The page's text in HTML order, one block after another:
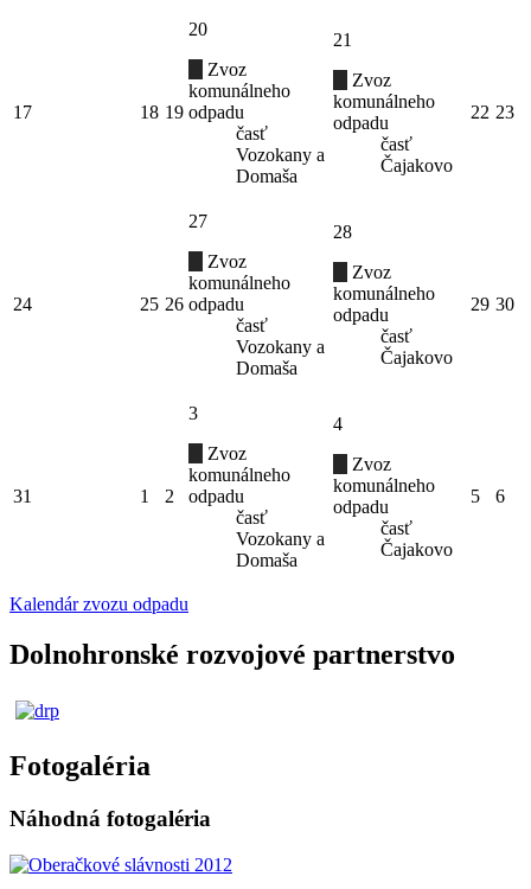
17 18 19
20
Zvoz
komunálneho
odpadu
časť
Vozokany a
Domaša
21
Zvoz
komunálneho
odpadu
časť
Čajakovo
22 23
24 25 26
27
Zvoz
komunálneho
odpadu
časť
Vozokany a
Domaša
28
Zvoz
komunálneho
odpadu
časť
Čajakovo
29 30
31 1 2
3
Zvoz
komunálneho
odpadu
časť
Vozokany a
Domaša
4
Zvoz
komunálneho
odpadu
časť
Čajakovo
5 6
Kalendár zvozu odpadu
Dolnohronské rozvojové partnerstvo
Fotogaléria
Náhodná fotogaléria